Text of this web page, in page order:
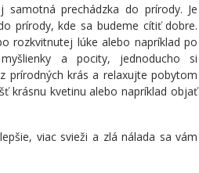
prechádzka do prírody. Je
prírody, kde sa budeme cítiť dobre.
rozkvitnutej lúke alebo napríklad po
a pocity, jednoducho si
prírodných krás a relaxujte pobytom
krásnu kvetinu alebo napríklad objať
viac svieži a zlá nálada sa vám